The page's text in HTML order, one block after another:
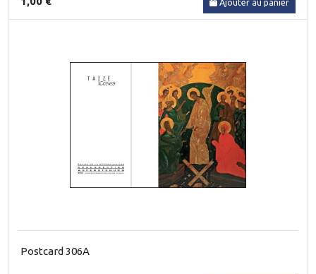
Ajouter au panier
Postcard 306A